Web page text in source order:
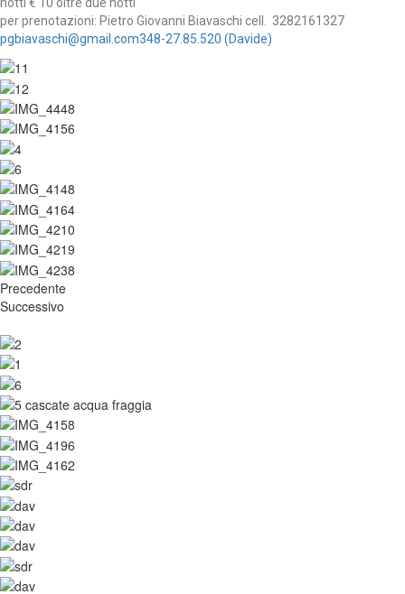
per prenotazioni: Pietro Giovanni Biavaschi cell. 3282161327
pgbiavaschi@gmail.com348-27.85.520 (Davide)
Precedente
Successivo